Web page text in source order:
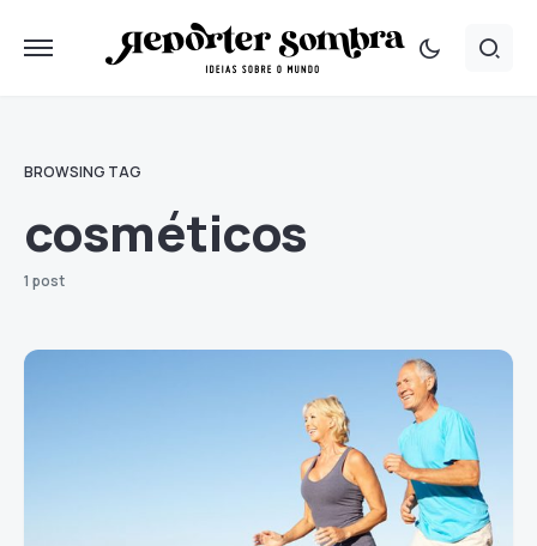
BROWSING TAG
cosméticos
1 post